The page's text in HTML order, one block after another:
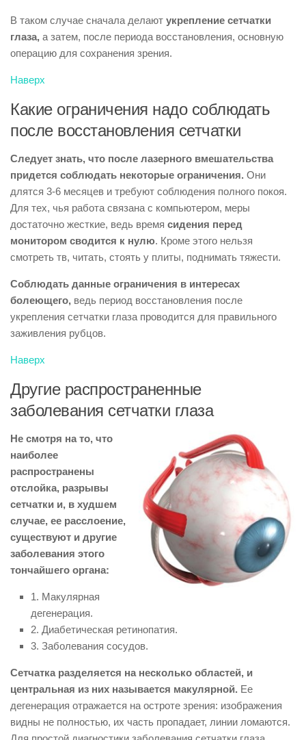
В таком случае сначала делают укрепление сетчатки
глаза, а затем, после периода восстановления, основную
операцию для сохранения зрения.
Наверх
Какие ограничения надо соблюдать
после восстановления сетчатки
Следует знать, что после лазерного вмешательства
придется соблюдать некоторые ограничения. Они
длятся 3-6 месяцев и требуют соблюдения полного покоя.
Для тех, чья работа связана с компьютером, меры
достаточно жесткие, ведь время сидения перед
монитором сводится к нулю. Кроме этого нельзя
смотреть тв, читать, стоять у плиты, поднимать тяжести.
Соблюдать данные ограничения в интересах
болеющего, ведь период восстановления после
укрепления сетчатки глаза проводится для правильного
заживления рубцов.
Наверх
Другие распространенные
заболевания сетчатки глаза
Не смотря на то, что
наиболее
распространены
отслойка, разрывы
сетчатки и, в худшем
случае, ее расслоение,
существуют и другие
заболевания этого
тончайшего органа:
1. Макулярная
дегенерация.
2. Диабетическая ретинопатия.
3. Заболевания сосудов.
Сетчатка разделяется на несколько областей, и
центральная из них называется макулярной. Ее
дегенерация отражается на остроте зрения: изображения
видны не полностью, их часть пропадает, линии ломаются.